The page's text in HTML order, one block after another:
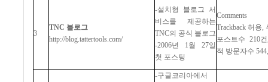
3
TNC 블로그
http://blog.tattertools.com/
-설치형 블로그
서
비스를
제공하는
TNC의 공식 블로그
-2006년 1 월 27일
첫 포스팅
Trackback 허용
포스트수 210건
적 방문자수
-구글코리아에서